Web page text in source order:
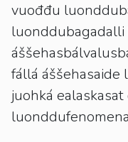
vuođđu
fállá áššehasaide
juohká